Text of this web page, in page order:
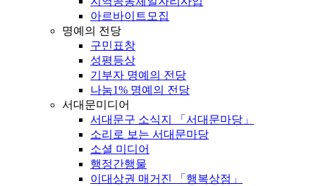
아르바이트모집
명예의 전당
구민표창
성평등상
기부자 명예의 전당
나눔1% 명예의 전당
서대문미디어
서대문구 소식지 「서대문마당」
소리로 보는 서대문마당
소셜 미디어
행정간행물
이대상권 매거진 「행복상점」